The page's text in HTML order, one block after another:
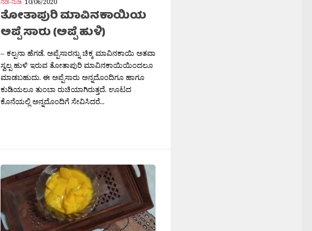
ತೋತಾಪುರಿ ಮಾವಿನಕಾಯಿಯ
ಅಪ್ಪೆ ಸಾರು (ಅಪ್ಪೆ ಹುಳಿ)
– ಕಲ್ಪನಾ ಹೆಗಡೆ. ಅಪ್ಪೆಸಾರನ್ನು ಚಿಕ್ಕ ಮಾವಿನಕಾಯಿ ಅತವಾ
ಸ್ವಲ್ಪ ಹುಳಿ ಇರುವ ತೋತಾಪುರಿ ಮಾವಿನಕಾಯಿಯಿಂದಲೂ
ಮಾಡಬಹುದು. ಈ ಅಪ್ಪೆಸಾರು ಅನ್ನದೊಂದಿಗೂ ಹಾಗೂ
ಕುಡಿಯಲೂ ತುಂಬಾ ರುಚಿಯಾಗಿರುತ್ತದೆ. ಊಟದ
ಕೊನೆಯಲ್ಲಿ ಅನ್ನದೊಂದಿಗೆ ಸೇವಿಸಿದರೆ...